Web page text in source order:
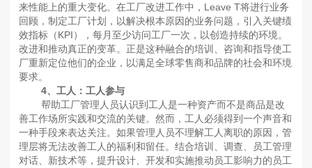
来性能上的重大变化。在工厂改进工作中，Leave T将进行业务
回顾，制定工厂计划，以解决根本原因的业务问题，引入关键绩
效指标（KPI），每月至少访问工厂一次，以创造持续的环境。
改进和推动真正的变革。正是这种融合的培训、咨询和指导使工
厂重新定位他们的企业，以满足全球零售商和品牌的社会和环境
要求。
4、工人：工人参与
帮助工厂管理人员认识到工人是一种资产而不是商品是改
善工作场所实践和交流的关键。然而，工人必须得到一个声音和
一种手段来表达关注。如果管理人员不理解工人离职的原因，管
理层将无法改善工人的福利和留任。结合培训、调查、员工管理
对话、新技术等，提升设计、开发和实施推动员工影响力的员工